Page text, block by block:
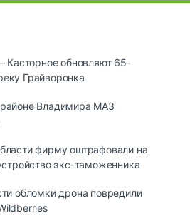
Касторное обновляют 65-
Грайворонка
Владимира МАЗ
фирму оштрафовали на
экс-таможенника
обломки дрона повредили